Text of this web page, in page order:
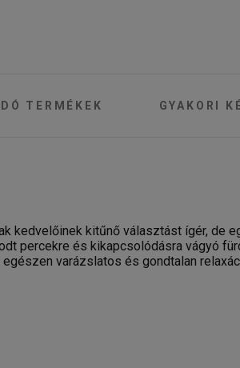
TERMÉKEK GYAKORI
kedvelőinek kitűnő választást ígér, de
percekre és kikapcsolódásra vágyó
varázslatos és gondtalan